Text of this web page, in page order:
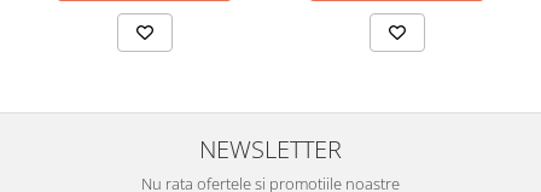
NEWSLETTER
Nu rata ofertele si promotiile noastre